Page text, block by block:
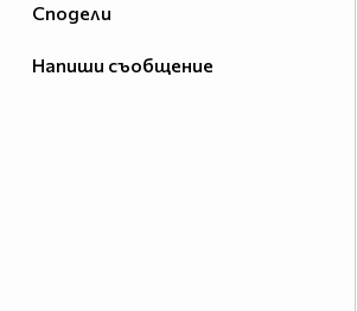
Сподели
Напиши съобщение